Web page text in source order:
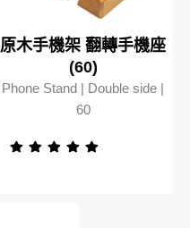
原木手機架 翻轉手機座
(60)
Phone Stand | Double side |
60